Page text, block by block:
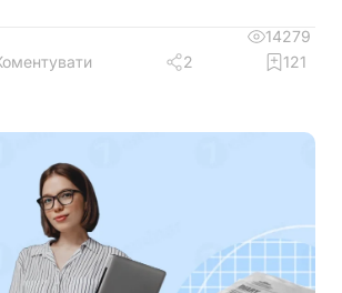
14279
2 121